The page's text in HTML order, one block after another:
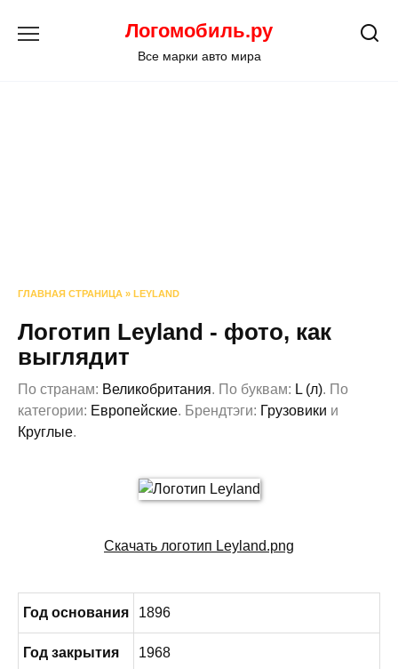
Логомобиль.ру
Все марки авто мира
ГЛАВНАЯ СТРАНИЦА » LEYLAND
Логотип Leyland - фото, как
выглядит
По странам: Великобритания. По буквам: L (л). По
категории: Европейские. Брендтэги: Грузовики и
Круглые.
Скачать логотип Leyland.png
Год основания 1896
Год закрытия 1968